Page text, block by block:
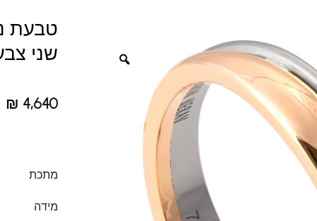
טבעת
שני
₪ 4,640
מתכת
מידה